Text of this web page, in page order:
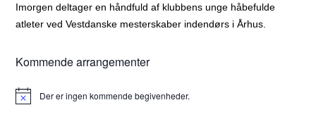
Imorgen deltager en håndfuld af klubbens unge håbefulde
atleter ved Vestdanske mesterskaber indendørs i Århus.
Kommende arrangementer
Notice Der er ingen kommende begivenheder.